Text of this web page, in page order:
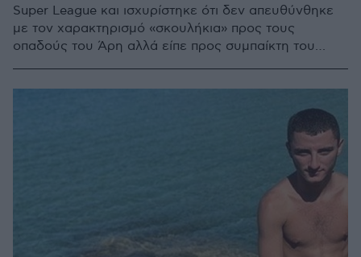
Super League και ισχυρίστηκε ότι δεν απευθύνθηκε
με τον χαρακτηρισμό «σκουλήκια» προς τους
οπαδούς του Άρη αλλά είπε προς συμπαίκτη του